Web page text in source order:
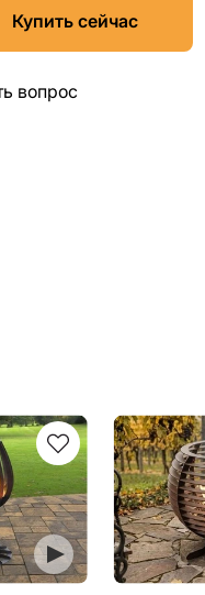
Купить сейчас
вопрос